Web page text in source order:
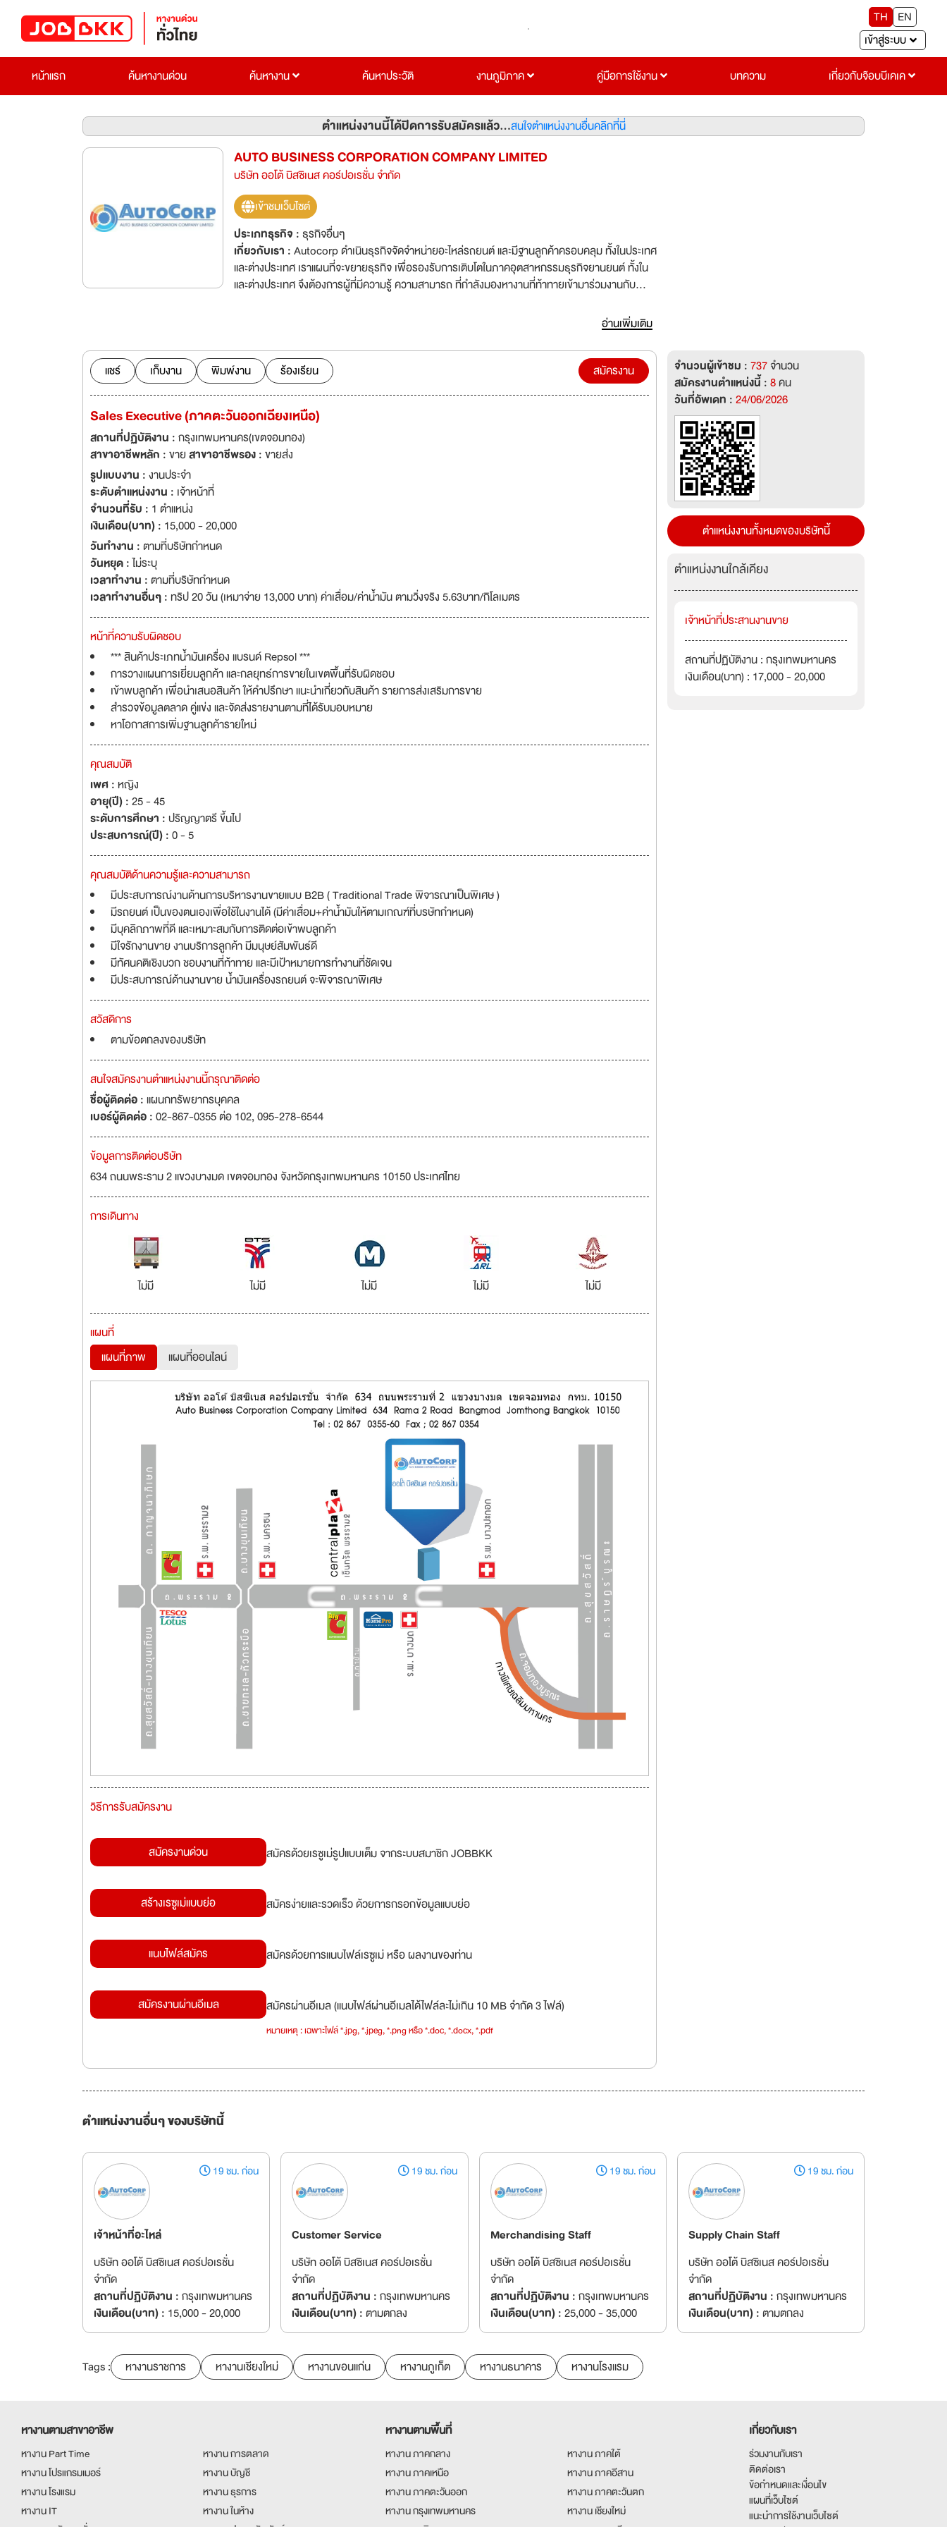
TH
EN
เข้าสู่ระบบ
หน้าแรก
ค้นหางานด่วน ค้นหางาน ค้นหาประวัติ งานภูมิภาค คู่มือการใช้งาน บทความ เกี่ยวกับจ๊อบบีเคเค
ตำแหน่งงานนี้ได้ปิดการรับสมัครแล้ว...สนใจตำแหน่งงานอื่นคลิกที่นี่
AUTO BUSINESS CORPORATION COMPANY LIMITED
บริษัท ออโต้ บิสซิเนส คอร์ปอเรชั่น จำกัด
เข้าชมเว็บไซต์
ประเภทธุรกิจ : ธุรกิจอื่นๆ
เกี่ยวกับเรา :Autocorp ดำเนินธุรกิจจัดจำหน่ายอะไหล่รถยนต์ และมีฐานลูกค้าครอบคลุม ทั้งในประเทศ
และต่างประเทศ เราแผนที่จะขยายธุรกิจ เพื่อรองรับการเติบโตในภาคอุตสาหกรรมธุรกิจยานยนต์ ทั้งใน
และต่างประเทศ จึงต้องการผู้ที่มีความรู้ ความสามารถ ที่กำลังมองหางานที่ท้าทายเข้ามาร่วมงานกับ
อ่านเพิ่มเติม
แชร์ เก็บงาน พิมพ์งาน ร้องเรียน สมัครงาน
Sales Executive (ภาคตะวันออกเฉียงเหนือ)
สถานที่ปฏิบัติงาน :กรุงเทพมหานคร(เขตจอมทอง)
สาขาอาชีพหลัก :ขายสาขาอาชีพรอง :ขายส่ง
รูปแบบงาน :งานประจำ
ระดับตำแหน่งงาน : เจ้าหน้าที่
จำนวนที่รับ : 1 ตำแหน่ง
เงินเดือน(บาท) : 15,000 - 20,000
วันทำงาน :ตามที่บริษัทกำหนด
วันหยุด :ไม่ระบุ
เวลาทำงาน :ตามที่บริษัทกำหนด
เวลาทำงานอื่นๆ :ทริป 20 วัน (เหมาจ่าย 13,000 บาท) ค่าเสื่อม/ค่าน้ำมัน ตามวิ่งจริง 5.63บาท/กิโลเมตร
หน้าที่ความรับผิดชอบ
*** สินค้าประเภทน้ำมันเครื่อง แบรนด์ Repsol ***
การวางแผนการเยี่ยมลูกค้า และกลยุทธ์การขายในเขตพื้นที่รับผิดชอบ
เข้าพบลูกค้า เพื่อนำเสนอสินค้า ให้คำปรึกษา แนะนำเกี่ยวกับสินค้า รายการส่งเสริมการขาย
สำรวจข้อมูลตลาด คู่แข่ง และจัดส่งรายงานตามที่ได้รับมอบหมาย
หาโอกาสการเพิ่มฐานลูกค้ารายใหม่
คุณสมบัติ
เพศ :หญิง
อายุ(ปี) :25 - 45
ระดับการศึกษา :ปริญญาตรี ขึ้นไป
ประสบการณ์(ปี) :0 - 5
คุณสมบัติด้านความรู้และความสามารถ
มีประสบการณ์งานด้านการบริหารงานขายแบบ B2B ( Traditional Trade พิจารณาเป็นพิเศษ )
มีรถยนต์ เป็นของตนเองเพื่อใช้ในงานได้ (มีค่าเสื่อม+ค่าน้ำมันให้ตามเกณฑ์ที่บรษัทกำหนด)
มีบุคลิกภาพที่ดี และเหมาะสมกับการติดต่อเข้าพบลูกค้า
มีใจรักงานขาย งานบริการลูกค้า มีมนุษย์สัมพันธ์ดี
มีทัศนคติเชิงบวก ชอบงานที่ท้าทาย และมีเป้าหมายการทำงานที่ชัดเจน
มีประสบการณ์ด้านงานขาย น้ำมันเครื่องรถยนต์ จะพิจารณาพิเศษ
สวัสดิการ
ตามข้อตกลงของบริษัท
สนใจสมัครงานตำแหน่งงานนี้กรุณาติดต่อ
ชื่อผู้ติดต่อ :แผนกทรัพยากรบุคคล
เบอร์ผู้ติดต่อ :02-867-0355 ต่อ 102, 095-278-6544
ข้อมูลการติดต่อบริษัท
634 ถนนพระราม 2 แขวงบางมด เขตจอมทอง จังหวัดกรุงเทพมหานคร 10150 ประเทศไทย
การเดินทาง
ไม่มี ไม่มี ไม่มี ไม่มี ไม่มี
แผนที่
แผนที่ภาพ
แผนที่ออนไลน์
วิธีการรับสมัครงาน
สมัครงานด่วน สมัครด้วยเรซูเม่รูปแบบเต็ม จากระบบสมาชิก JOBBKK
สร้างเรซูเม่แบบย่อ สมัครง่ายและรวดเร็ว ด้วยการกรอกข้อมูลแบบย่อ
แนบไฟล์สมัคร สมัครด้วยการแนบไฟล์เรซูเม่ หรือ ผลงานของท่าน
สมัครงานผ่านอีเมล สมัครผ่านอีเมล (แนบไฟล์ผ่านอีเมลได้ไฟล์ละไม่เกิน 10 MB จำกัด 3 ไฟล์)
หมายเหตุ : เฉพาะไฟล์ *.jpg, *.jpeg, *.png หรือ *.doc, *.docx, *.pdf
จำนวนผู้เข้าชม :737จำนวน
สมัครงานตำแหน่งนี้ :8คน
วันที่อัพเดท :24/06/2026
ตำแหน่งงานทั้งหมดของบริษัทนี้
ตำแหน่งงานใกล้เคียง
เจ้าหน้าที่ประสานงานขาย
สถานที่ปฏิบัติงาน : กรุงเทพมหานคร
เงินเดือน(บาท) : 17,000 - 20,000
ตำแหน่งงานอื่นๆ ของบริษัทนี้
19 ชม. ก่อน
เจ้าหน้าที่อะไหล่
บริษัท ออโต้ บิสซิเนส คอร์ปอเรชั่น
จำกัด
สถานที่ปฏิบัติงาน :กรุงเทพมหานคร
เงินเดือน(บาท) : 15,000 - 20,000
19 ชม. ก่อน
Customer Service
บริษัท ออโต้ บิสซิเนส คอร์ปอเรชั่น
จำกัด
สถานที่ปฏิบัติงาน :กรุงเทพมหานคร
เงินเดือน(บาท) :ตามตกลง
19 ชม. ก่อน
Merchandising Staff
บริษัท ออโต้ บิสซิเนส คอร์ปอเรชั่น
จำกัด
สถานที่ปฏิบัติงาน :กรุงเทพมหานคร
เงินเดือน(บาท) :25,000 - 35,000
19 ชม. ก่อน
Supply Chain Staff
บริษัท ออโต้ บิสซิเนส คอร์ปอเรชั่น
จำกัด
สถานที่ปฏิบัติงาน :กรุงเทพมหานคร
เงินเดือน(บาท) :ตามตกลง
Tags : หางานราชการ หางานเชียงใหม่ หางานขอนแก่น หางานภูเก็ต หางานธนาคาร หางานโรงแรม
หางานตามสาขาอาชีพ
หางาน Part Time
หางาน การตลาด
หางาน โปรแกรมเมอร์
หางาน บัญชี
หางาน โรงแรม
หางาน ธุรการ
หางาน IT
หางาน ในห้าง
หางานตามพื้นที่
หางาน ภาคกลาง
หางาน ภาคใต้
หางาน ภาคเหนือ
หางาน ภาคอีสาน
หางาน ภาคตะวันออก
หางาน ภาคตะวันตก
หางาน กรุงเทพมหานคร
หางาน เชียงใหม่
เกี่ยวกับเรา
ร่วมงานกับเรา
ติดต่อเรา
ข้อกำหนดและเงื่อนไข
แผนที่เว็บไซต์
แนะนำการใช้งานเว็บไซต์